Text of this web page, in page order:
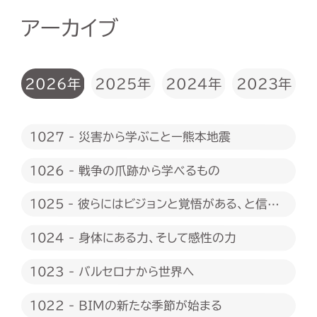
アーカイブ
2026年 2025年 2024年 2023年
1027 - 災害から学ぶことー熊本地震
1026 - 戦争の爪跡から学べるもの
1025 - 彼らにはビジョンと覚悟がある、と信じ
1024 - 身体にある力、そして感性の力
1023 - バルセロナから世界へ
1022 - BIMの新たな季節が始まる